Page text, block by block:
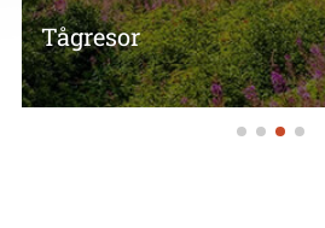
Tågresor